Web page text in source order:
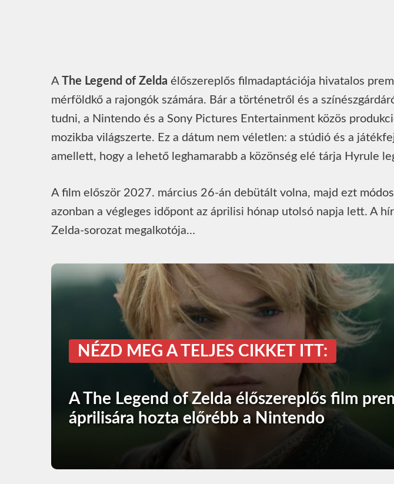
A The Legend of Zelda élőszereplős filmadaptációja hivatalos
mérföldkő a rajongók számára. Bár a történetről és a
tudni, a Nintendo és a Sony Pictures Entertainment közös
mozikba világszerte. Ez a dátum nem véletlen: a stúdió és a
amellett, hogy a lehető leghamarabb a közönség elé tárja Hyrule
A film először 2027. március 26-án debütált volna, majd ezt
azonban a végleges időpont az áprilisi hónap utolsó napja lett. A
Zelda-sorozat megalkotója…
NÉZD MEG A TELJES CIKKET ITT:
A The Legend of Zelda élőszereplős film
áprilisára hozta előrébb a Nintendo